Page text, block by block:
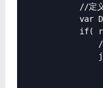
//定义Data
var Data =
if(
//获取数据成
//将内容
var Html =